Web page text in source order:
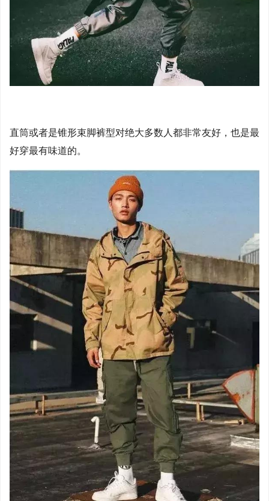
直筒或者是锥形束脚裤型对绝大多数人都非常友好，也是最
好穿最有味道的。